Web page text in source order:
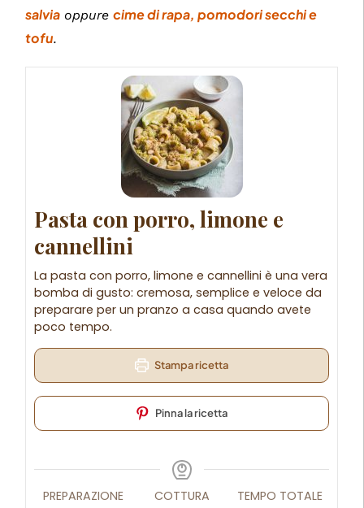
salvia oppurecime di rapa, pomodori secchi e
tofu.
Pasta con porro, limone e
cannellini
La pasta con porro, limone e cannellini è una vera
bomba di gusto: cremosa, semplice e veloce da
preparare per un pranzo a casa quando avete
poco tempo.
Stampa ricetta
Pinna la ricetta
PREPARAZIONE
COTTURA
TEMPO TOTALE